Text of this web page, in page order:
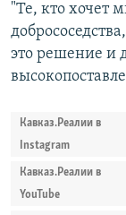
"Те, кто хочет
это решение и
Кавказ.Реалии в
Instagram
Кавказ.Реалии в
YouTube